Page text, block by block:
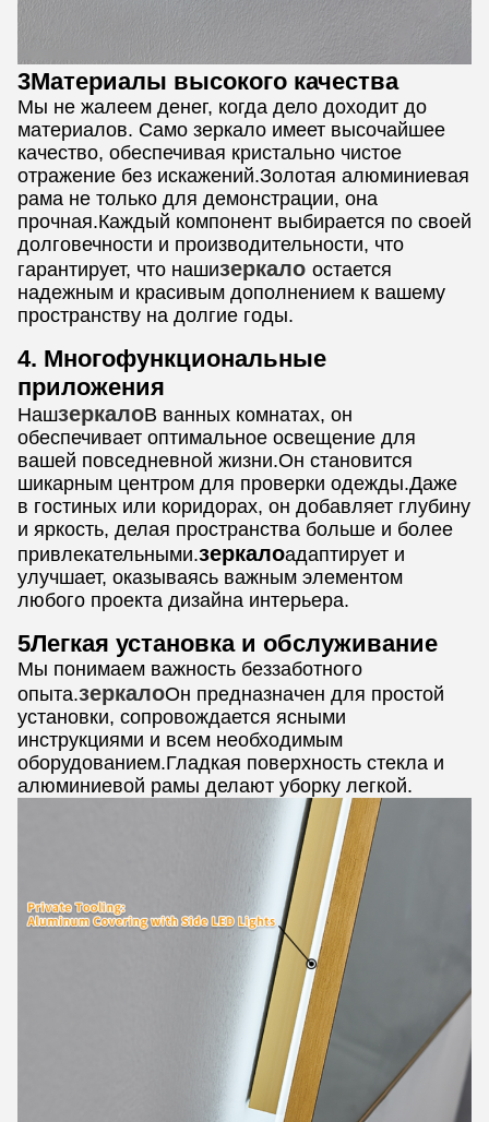
3Материалы высокого качества
Мы не жалеем денег, когда дело доходит до
материалов. Само зеркало имеет высочайшее
качество, обеспечивая кристально чистое
отражение без искажений.Золотая алюминиевая
рама не только для демонстрации, она
прочная.Каждый компонент выбирается по своей
долговечности и производительности, что
гарантирует, что нашизеркало остается
надежным и красивым дополнением к вашему
пространству на долгие годы.
4. Многофункциональные
приложения
НашзеркалоВ ванных комнатах, он
обеспечивает оптимальное освещение для
вашей повседневной жизни.Он становится
шикарным центром для проверки одежды.Даже
в гостиных или коридорах, он добавляет глубину
и яркость, делая пространства больше и более
привлекательными.зеркалоадаптирует и
улучшает, оказываясь важным элементом
любого проекта дизайна интерьера.
5Легкая установка и обслуживание
Мы понимаем важность беззаботного
опыта.зеркалоОн предназначен для простой
установки, сопровождается ясными
инструкциями и всем необходимым
оборудованием.Гладкая поверхность стекла и
алюминиевой рамы делают уборку легкой.